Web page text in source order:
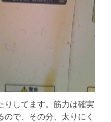
りしてます。筋力は確実
で、その分、太りにく